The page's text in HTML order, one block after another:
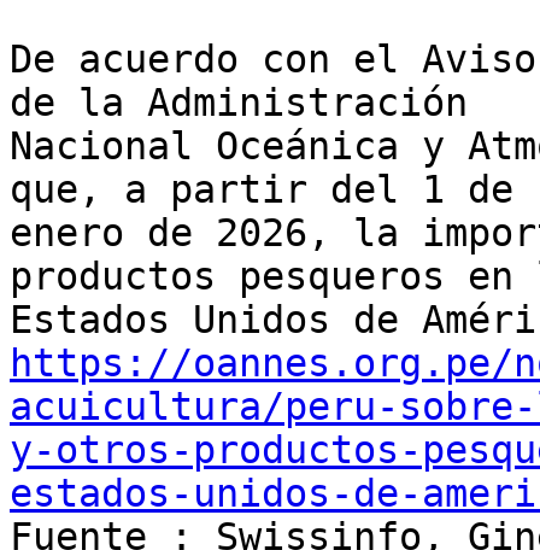
De acuerdo con el
de la Administración
Nacional Oceánica y
que, a partir del 1 de
enero de 2026, la
productos pesqueros en
https://oannes.org.pe/
acuicultura/peru-
y-otros-productos-
estados-unidos-de-
Fuente : Swissinfo,